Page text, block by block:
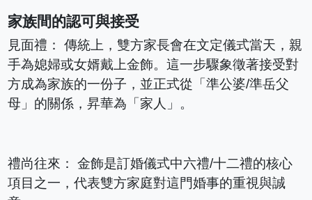
家族間的認可與接受
見面禮： 傳統上，雙方家長會在文定儀式當天，親
手為媳婦或女婿戴上金飾。這一步驟象徵著接受對
方成為家族的一份子，並正式從「準公婆/準岳父
母」的關係，昇華為「家人」。
禮尚往來： 金飾是訂婚儀式中六禮/十二禮的核心
項目之一，代表雙方家庭對這門婚事的重視與誠